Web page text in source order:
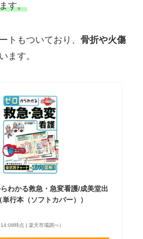
す。
トもついており、 骨折や火傷
ます。
らわかる救急・急変看護/成美堂出
行本（ソフトカバー））
時点 | 楽天市場調べ）